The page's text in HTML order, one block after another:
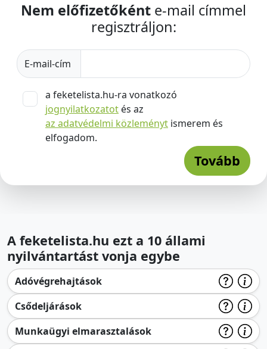
Nem előfizetőként e-mail címmel
regisztráljon:
E-mail-cím
a feketelista.hu-ra vonatkozó
jognyilatkozatot és az
az adatvédelmi közleményt ismerem és
elfogadom.
Tovább
A feketelista.hu ezt a 10 állami
nyilvántartást vonja egybe
Adóvégrehajtások
Csődeljárások
Munkaügyi elmarasztalások